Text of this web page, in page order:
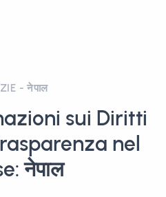
- नेपाल
sui Diritti
nel
नेपाल